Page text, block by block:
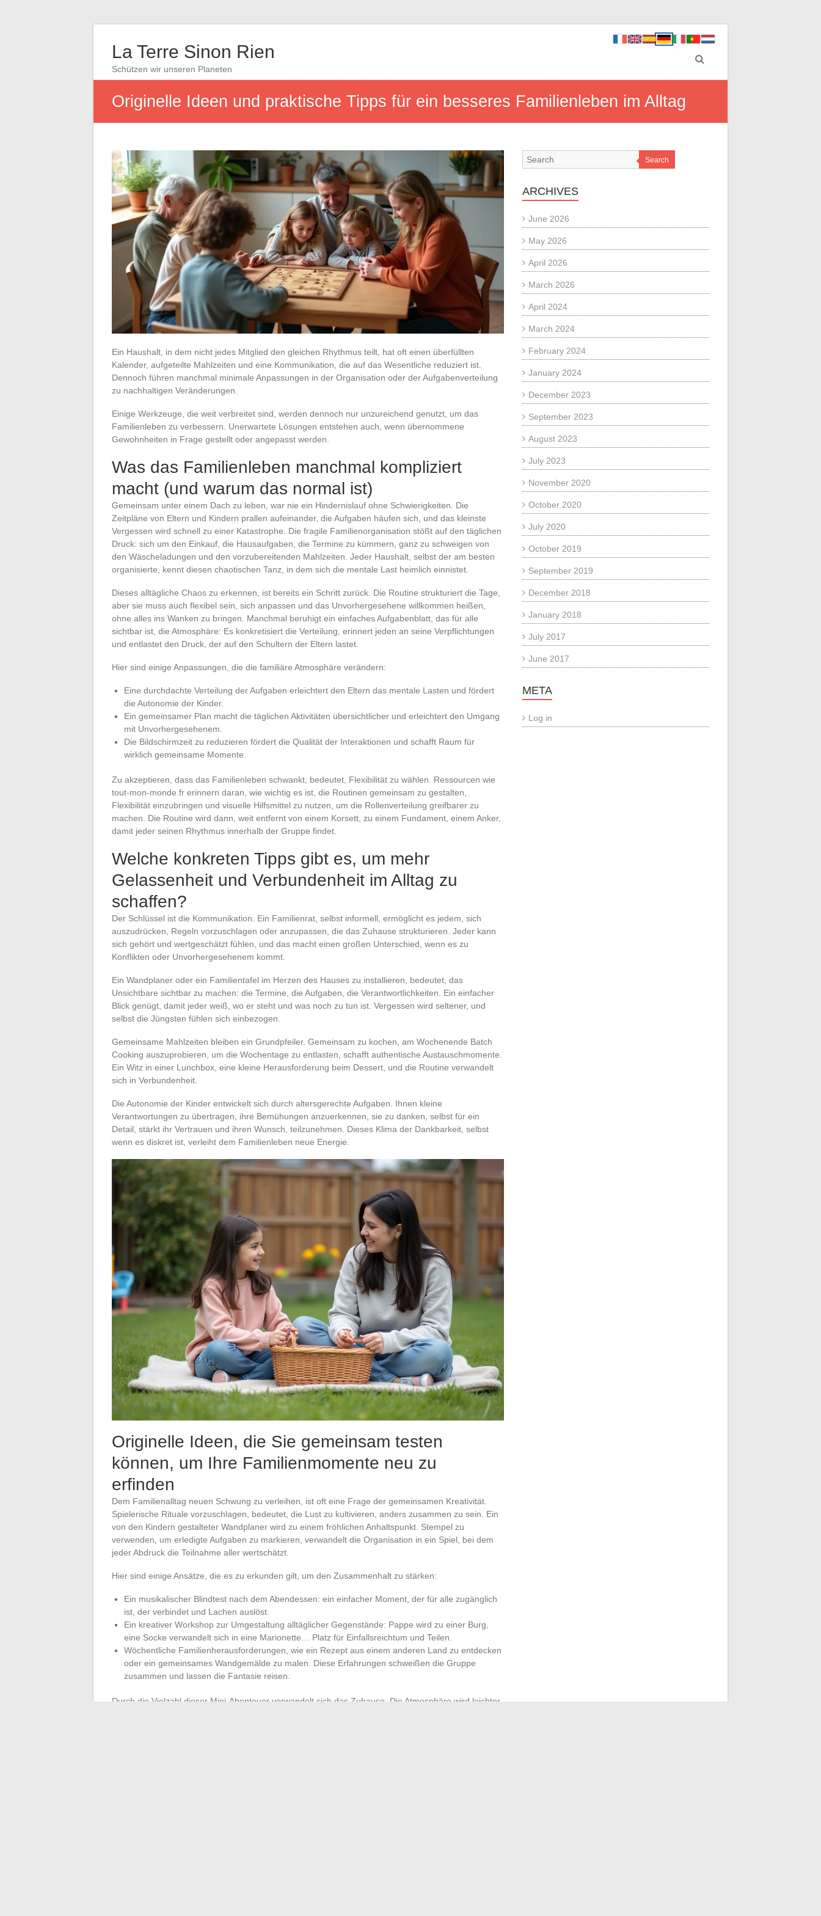
La Terre Sinon Rien
Schützen wir unseren Planeten
Originelle Ideen und praktische Tipps für ein besseres Familienleben im Alltag
Ein Haushalt, in dem nicht jedes Mitglied den gleichen Rhythmus teilt, hat oft einen überfüllten
Kalender, aufgeteilte Mahlzeiten und eine Kommunikation, die auf das Wesentliche reduziert ist.
Dennoch führen manchmal minimale Anpassungen in der Organisation oder der Aufgabenverteilung
zu nachhaltigen Veränderungen.
Einige Werkzeuge, die weit verbreitet sind, werden dennoch nur unzureichend genutzt, um das
Familienleben zu verbessern. Unerwartete Lösungen entstehen auch, wenn übernommene
Gewohnheiten in Frage gestellt oder angepasst werden.
Was das Familienleben manchmal kompliziert
macht (und warum das normal ist)
Gemeinsam unter einem Dach zu leben, war nie ein Hindernislauf ohne Schwierigkeiten. Die
Zeitpläne von Eltern und Kindern prallen aufeinander, die Aufgaben häufen sich, und das kleinste
Vergessen wird schnell zu einer Katastrophe. Die fragile Familienorganisation stößt auf den täglichen
Druck: sich um den Einkauf, die Hausaufgaben, die Termine zu kümmern, ganz zu schweigen von
den Wäscheladungen und den vorzubereitenden Mahlzeiten. Jeder Haushalt, selbst der am besten
organisierte, kennt diesen chaotischen Tanz, in dem sich die mentale Last heimlich einnistet.
Dieses alltägliche Chaos zu erkennen, ist bereits ein Schritt zurück. Die Routine strukturiert die Tage,
aber sie muss auch flexibel sein, sich anpassen und das Unvorhergesehene willkommen heißen,
ohne alles ins Wanken zu bringen. Manchmal beruhigt ein einfaches Aufgabenblatt, das für alle
sichtbar ist, die Atmosphäre: Es konkretisiert die Verteilung, erinnert jeden an seine Verpflichtungen
und entlastet den Druck, der auf den Schultern der Eltern lastet.
Hier sind einige Anpassungen, die die familiäre Atmosphäre verändern:
Eine durchdachte Verteilung der Aufgaben erleichtert den Eltern das mentale Lasten und fördert
die Autonomie der Kinder.
Ein gemeinsamer Plan macht die täglichen Aktivitäten übersichtlicher und erleichtert den Umgang
mit Unvorhergesehenem.
Die Bildschirmzeit zu reduzieren fördert die Qualität der Interaktionen und schafft Raum für
wirklich gemeinsame Momente.
Zu akzeptieren, dass das Familienleben schwankt, bedeutet, Flexibilität zu wählen. Ressourcen wie
tout-mon-monde.fr erinnern daran, wie wichtig es ist, die Routinen gemeinsam zu gestalten,
Flexibilität einzubringen und visuelle Hilfsmittel zu nutzen, um die Rollenverteilung greifbarer zu
machen. Die Routine wird dann, weit entfernt von einem Korsett, zu einem Fundament, einem Anker,
damit jeder seinen Rhythmus innerhalb der Gruppe findet.
Welche konkreten Tipps gibt es, um mehr
Gelassenheit und Verbundenheit im Alltag zu
schaffen?
Der Schlüssel ist die Kommunikation. Ein Familienrat, selbst informell, ermöglicht es jedem, sich
auszudrücken, Regeln vorzuschlagen oder anzupassen, die das Zuhause strukturieren. Jeder kann
sich gehört und wertgeschätzt fühlen, und das macht einen großen Unterschied, wenn es zu
Konflikten oder Unvorhergesehenem kommt.
Ein Wandplaner oder ein Familientafel im Herzen des Hauses zu installieren, bedeutet, das
Unsichtbare sichtbar zu machen: die Termine, die Aufgaben, die Verantwortlichkeiten. Ein einfacher
Blick genügt, damit jeder weiß, wo er steht und was noch zu tun ist. Vergessen wird seltener, und
selbst die Jüngsten fühlen sich einbezogen.
Gemeinsame Mahlzeiten bleiben ein Grundpfeiler. Gemeinsam zu kochen, am Wochenende Batch
Cooking auszuprobieren, um die Wochentage zu entlasten, schafft authentische Austauschmomente.
Ein Witz in einer Lunchbox, eine kleine Herausforderung beim Dessert, und die Routine verwandelt
sich in Verbundenheit.
Die Autonomie der Kinder entwickelt sich durch altersgerechte Aufgaben. Ihnen kleine
Verantwortungen zu übertragen, ihre Bemühungen anzuerkennen, sie zu danken, selbst für ein
Detail, stärkt ihr Vertrauen und ihren Wunsch, teilzunehmen. Dieses Klima der Dankbarkeit, selbst
wenn es diskret ist, verleiht dem Familienleben neue Energie.
Originelle Ideen, die Sie gemeinsam testen
können, um Ihre Familienmomente neu zu
erfinden
Dem Familienalltag neuen Schwung zu verleihen, ist oft eine Frage der gemeinsamen Kreativität.
Spielerische Rituale vorzuschlagen, bedeutet, die Lust zu kultivieren, anders zusammen zu sein. Ein
von den Kindern gestalteter Wandplaner wird zu einem fröhlichen Anhaltspunkt. Stempel zu
verwenden, um erledigte Aufgaben zu markieren, verwandelt die Organisation in ein Spiel, bei dem
jeder Abdruck die Teilnahme aller wertschätzt.
Hier sind einige Ansätze, die es zu erkunden gilt, um den Zusammenhalt zu stärken:
Ein musikalischer Blindtest nach dem Abendessen: ein einfacher Moment, der für alle zugänglich
ist, der verbindet und Lachen auslöst.
Ein kreativer Workshop zur Umgestaltung alltäglicher Gegenstände: Pappe wird zu einer Burg,
eine Socke verwandelt sich in eine Marionette… Platz für Einfallsreichtum und Teilen.
Wöchentliche Familienherausforderungen, wie ein Rezept aus einem anderen Land zu entdecken
oder ein gemeinsames Wandgemälde zu malen. Diese Erfahrungen schweißen die Gruppe
zusammen und lassen die Fantasie reisen.
Durch die Vielzahl dieser Mini-Abenteuer verwandelt sich das Zuhause. Die Atmosphäre wird leichter,
Search
ARCHIVES
June 2026
May 2026
April 2026
March 2026
April 2024
March 2024
February 2024
January 2024
December 2023
September 2023
August 2023
July 2023
November 2020
October 2020
July 2020
October 2019
September 2019
December 2018
January 2018
July 2017
June 2017
META
Log in